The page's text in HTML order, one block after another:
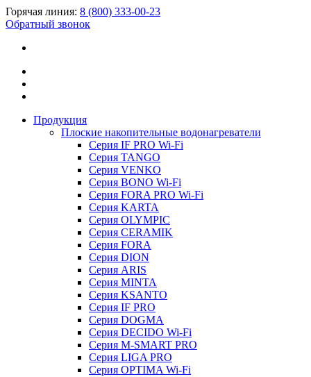
Горячая линия: 8 (800) 333-00-23
Обратный звонок
Продукция
Плоские накопительные водонагреватели
Серия IF PRO Wi-Fi
Серия TANGO
Серия VENKO
Серия BONO Wi-Fi
Серия FORA PRO Wi-Fi
Серия KARTA
Серия OLYMPIC
Серия CERAMIK
Серия FORA
Серия DION
Серия ARIS
Серия MINTA
Серия KSANTO
Серия IF PRO
Серия DOGMA
Серия DECIDO Wi-Fi
Серия M-SMART PRO
Серия LIGA PRO
Серия OPTIMA Wi-Fi